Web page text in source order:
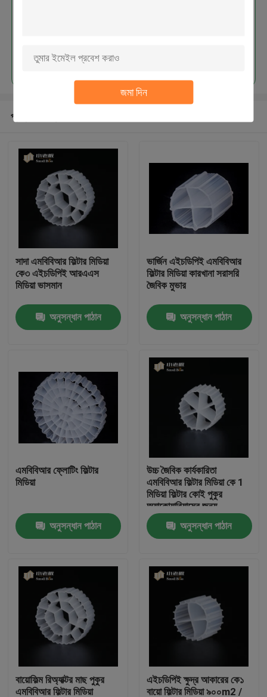
জমা দিন
আমাদের সম্পর্কে
কারখানা ভ্রমণ
আমাদের সাথে যোগাযোগ করুন
ব্লগ
উদ্ধৃতির জন্য আবেদন
এমবিবিআর বায়ো মিডিয়া
চালিয়ে
প্রস্তাবিত পণ্য
সাদা এমবিবিআর ফিল্টার মিডিয়া
কে৩ এইচডিপিই আরএএস
মিডিয়া ভাসমান
অনুসন্ধান পাঠান
ভার্জিন এইচডিপিই এমবিবিআর
ফিল্টার মিডিয়া কারখানা সরাসরি
জৈবিক মুভার
অনুসন্ধান পাঠান
এমবিবিআর ফ্লোটিং ফিল্টার
মিডিয়া
অনুসন্ধান পাঠান
উচ্চ জৈবিক কার্যকারিতা
এমবিবিআর ফিল্টার মিডিয়া কে 1
মিডিয়া ফিল্টার কোই পুকুর
অ্যাকোয়ারিয়ামের জন্য
অনুসন্ধান পাঠান
বায়োফিল্ম রিঅ্যাক্টর মাছ পুকুর
এমবিবিআর ফিল্টার মিডিয়া
এইচডিপিই ক্ষুদ্র আকারের কে১
বায়ো ফিল্টার মিডিয়া ৯০০m2 /